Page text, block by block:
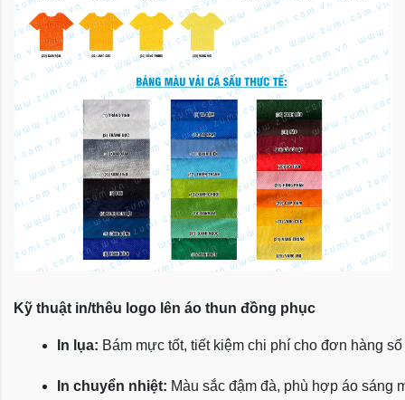
Kỹ thuật in/thêu logo lên áo thun đồng phục
In lụa: Bám mực tốt, tiết kiệm chi phí cho đơn hàng
In chuyển nhiệt: Màu sắc đậm đà, phù hợp áo sáng